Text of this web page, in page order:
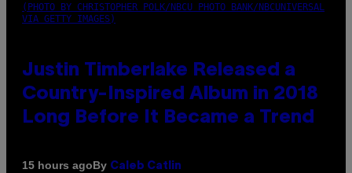
(PHOTO BY CHRISTOPHER POLK/NBCU PHOTO BANK/NBCUNIVERSAL
VIA GETTY IMAGES)
Justin Timberlake Released a
Country-Inspired Album in 2018
Long Before It Became a Trend
15 hours agoBy Caleb Catlin